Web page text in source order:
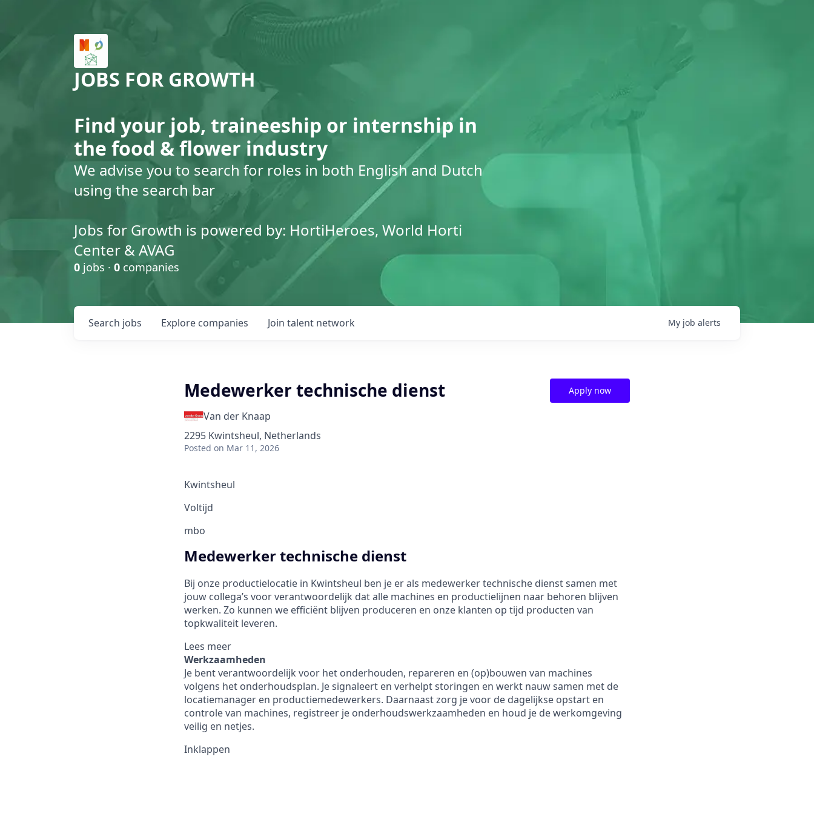
JOBS FOR GROWTH
Find your job, traineeship or internship in
the food & flower industry
We advise you to search for roles in both English and Dutch
using the search bar
Jobs for Growth is powered by: HortiHeroes, World Horti
Center & AVAG
0 jobs · 0 companies
Search jobs Explore companies Join talent network My job alerts
Medewerker technische dienst
Van der Knaap
2295 Kwintsheul, Netherlands
Posted on Mar 11, 2026
Apply now
Kwintsheul
Voltijd
mbo
Medewerker technische dienst
Bij onze productielocatie in Kwintsheul ben je er als medewerker technische dienst samen met
jouw collega’s voor verantwoordelijk dat alle machines en productielijnen naar behoren blijven
werken. Zo kunnen we efficiënt blijven produceren en onze klanten op tijd producten van
topkwaliteit leveren.
Lees meer
Werkzaamheden
Je bent verantwoordelijk voor het onderhouden, repareren en (op)bouwen van machines
volgens het onderhoudsplan. Je signaleert en verhelpt storingen en werkt nauw samen met de
locatiemanager en productiemedewerkers. Daarnaast zorg je voor de dagelijkse opstart en
controle van machines, registreer je onderhoudswerkzaamheden en houd je de werkomgeving
veilig en netjes.
Inklappen